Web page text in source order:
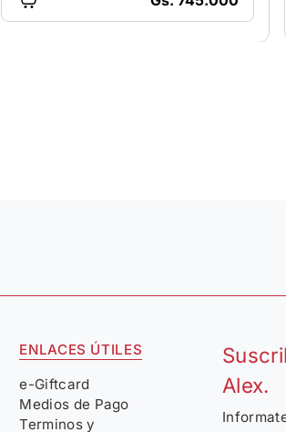
ENLACES ÚTILES
e-Giftcard
Medios de Pago
Terminos y
Alex.